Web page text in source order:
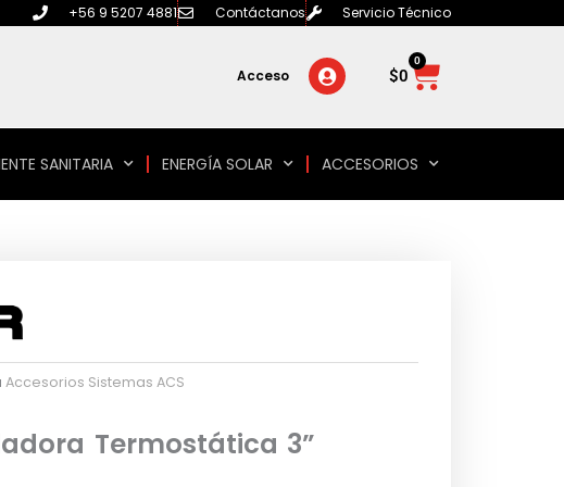
+56 9 5207 4881 Contáctanos Servicio Técnico
Acceso $0
0
Carrito
SANITARIA ENERGÍA SOLAR ACCESORIOS
Accesorios Sistemas ACS
Termostática 3”